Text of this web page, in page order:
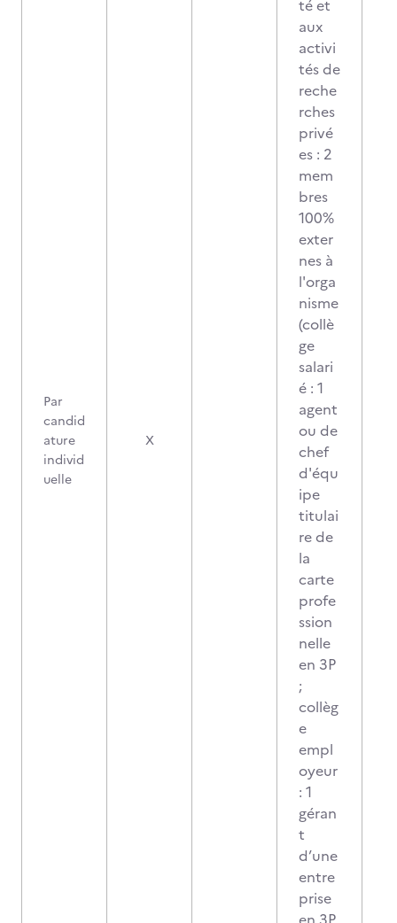
Par
candid
ature
individ
uelle
X
té et
aux
activi
tés de
reche
rches
privé
es : 2
mem
bres
100%
exter
nes à
l'orga
nisme
(collè
ge
salari
é : 1
agent
ou de
chef
d'équ
ipe
titulai
re de
la
carte
profe
ssion
nelle
en 3P
;
collèg
e
empl
oyeur
: 1
géran
t
d’une
entre
prise